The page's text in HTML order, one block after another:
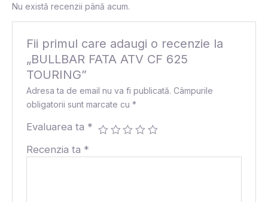
Nu există recenzii până acum.
Fii primul care adaugi o recenzie la
„BULLBAR FATA ATV CF 625
TOURING”
Adresa ta de email nu va fi publicată. Câmpurile
obligatorii sunt marcate cu*
Evaluarea ta *
Recenzia ta *